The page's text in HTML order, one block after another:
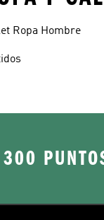
Ropa Hombre